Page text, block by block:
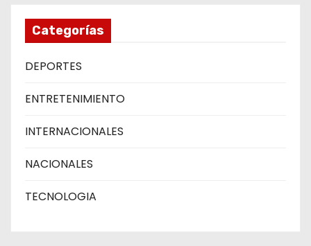
Categorías
DEPORTES
ENTRETENIMIENTO
INTERNACIONALES
NACIONALES
TECNOLOGIA